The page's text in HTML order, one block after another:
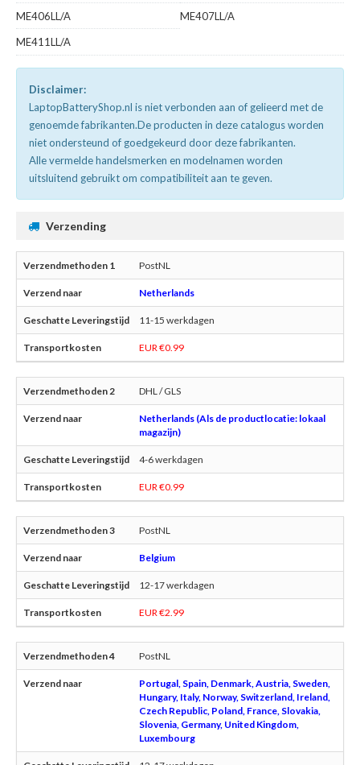
ME406LL/A
ME407LL/A
ME411LL/A
Disclaimer:
LaptopBatteryShop.nl is niet verbonden aan of gelieerd met de
genoemde fabrikanten.De producten in deze catalogus worden
niet ondersteund of goedgekeurd door deze fabrikanten.
Alle vermelde handelsmerken en modelnamen worden
uitsluitend gebruikt om compatibiliteit aan te geven.
Verzending
PostNL
Netherlands
11-15 werkdagen
EUR €0.99
DHL / GLS
Netherlands (Als de productlocatie: lokaal
magazijn)
4-6 werkdagen
EUR €0.99
PostNL
Belgium
12-17 werkdagen
EUR €2.99
PostNL
Portugal, Spain, Denmark, Austria, Sweden,
Hungary, Italy, Norway, Switzerland, Ireland,
Czech Republic, Poland, France, Slovakia,
Slovenia, Germany, United Kingdom,
Luxembourg